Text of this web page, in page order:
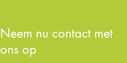
Neem nu contact met
ons op